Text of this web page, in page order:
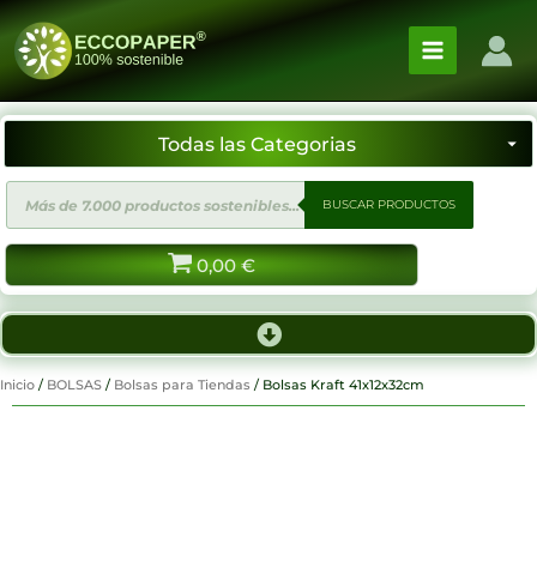
Ir
contenido
de
productos
BUSCAR PRODUCTOS
0,00 €
Inicio / BOLSAS / Bolsas para Tiendas / Bolsas Kraft 41x12x32cm